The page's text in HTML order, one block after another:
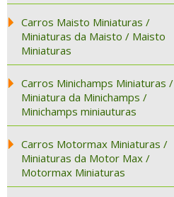
Carros Maisto Miniaturas /
Miniaturas da Maisto / Maisto
Miniaturas
Carros Minichamps Miniaturas /
Miniatura da Minichamps /
Minichamps miniauturas
Carros Motormax Miniaturas /
Miniaturas da Motor Max /
Motormax Miniaturas